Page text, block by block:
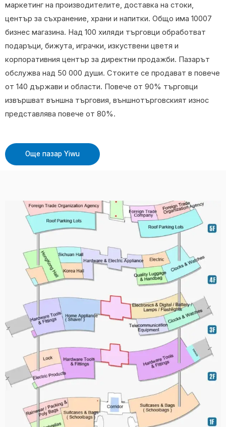
маркетинг на производителите, доставка на стоки,
център за съхранение, храни и напитки. Общо има 10007
бизнес магазина. Над 100 хиляди търговци обработват
подаръци, бижута, играчки, изкуствени цветя и
корпоративния център за директни продажби. Пазарът
обслужва над 50 000 души. Стоките се продават в повече
от 140 държави и области. Повече от 90% търговци
извършват външна търговия, външнотърговският износ
представлява повече от 80%.
Още пазар Yiwu